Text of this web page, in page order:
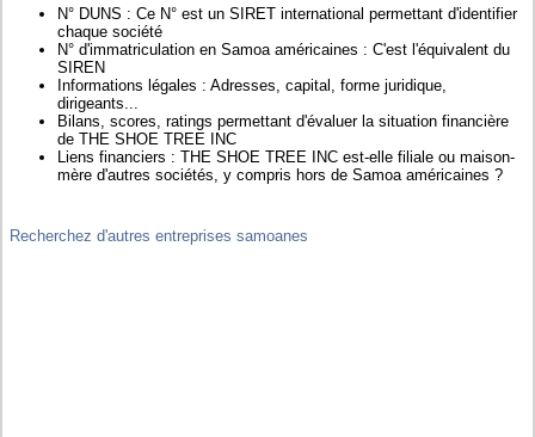
N° DUNS : Ce N° est un SIRET international permettant d'identifier
chaque société
N° d'immatriculation en Samoa américaines : C'est l'équivalent du
SIREN
Informations légales : Adresses, capital, forme juridique,
dirigeants...
Bilans, scores, ratings permettant d'évaluer la situation financière
de THE SHOE TREE INC
Liens financiers : THE SHOE TREE INC est-elle filiale ou maison-
mère d'autres sociétés, y compris hors de Samoa américaines ?
Recherchez d'autres entreprises samoanes